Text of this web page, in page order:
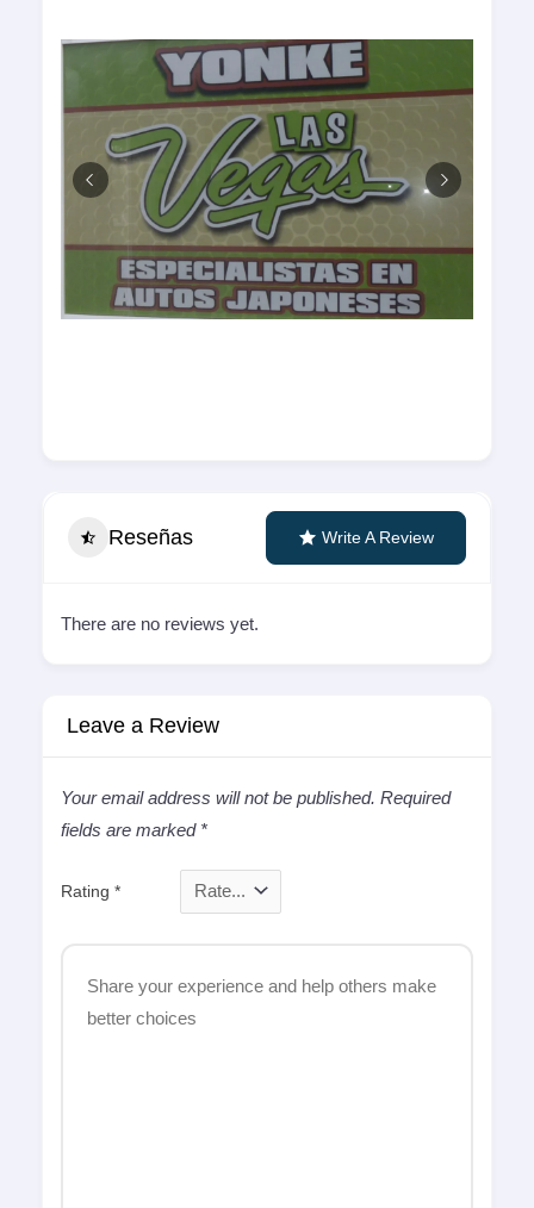
Reseñas Write A Review
There are no reviews yet.
Leave a Review
Your email address will not be published. Required
fields are marked *
Rating *